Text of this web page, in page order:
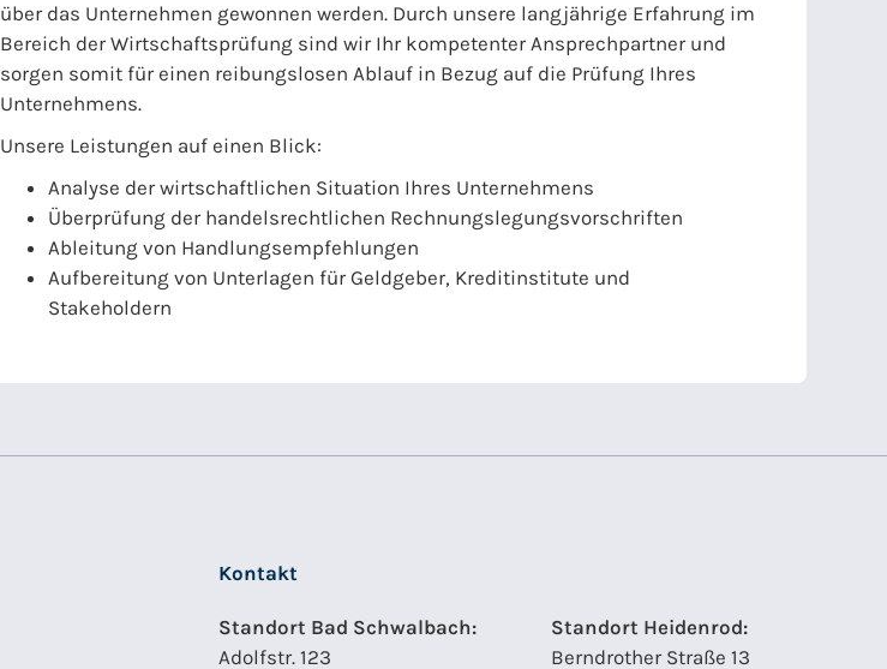
über das Unternehmen gewonnen werden. Durch unsere langjährige Erfahrung im
Bereich der Wirtschaftsprüfung sind wir Ihr kompetenter Ansprechpartner und
sorgen somit für einen reibungslosen Ablauf in Bezug auf die Prüfung Ihres
Unternehmens.
Unsere Leistungen auf einen Blick:
Analyse der wirtschaftlichen Situation Ihres Unternehmens
Überprüfung der handelsrechtlichen Rechnungslegungsvorschriften
Ableitung von Handlungsempfehlungen
Aufbereitung von Unterlagen für Geldgeber, Kreditinstitute und
Stakeholdern
Kontakt
Standort Bad Schwalbach:
Adolfstr. 123
Standort Heidenrod:
Berndrother Straße 13